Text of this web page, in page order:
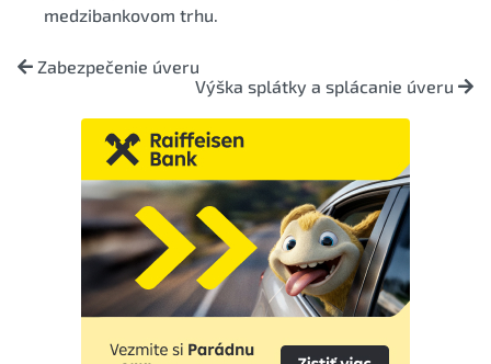
medzibankovom trhu.
Zabezpečenie úveru
Výška splátky a splácanie úveru